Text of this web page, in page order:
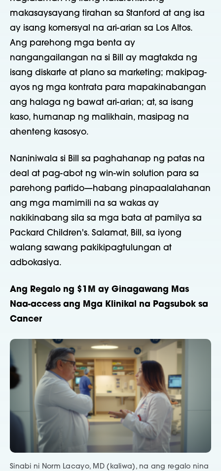
makasaysayang tirahan sa Stanford at ang isa
ay isang komersyal na ari-arian sa Los Altos.
Ang parehong mga benta ay
nangangailangan na si Bill ay magtakda ng
isang diskarte at plano sa marketing; makipag-
ayos ng mga kontrata para mapakinabangan
ang halaga ng bawat ari-arian; at, sa isang
kaso, humanap ng malikhain, masipag na
ahenteng kasosyo.
Naniniwala si Bill sa paghahanap ng patas na
deal at pag-abot ng win-win solution para sa
parehong partido—habang pinapaalalahanan
ang mga mamimili na sa wakas ay
nakikinabang sila sa mga bata at pamilya sa
Packard Children's. Salamat, Bill, sa iyong
walang sawang pakikipagtulungan at
adbokasiya.
Ang Regalo ng $1M ay Ginagawang Mas
Naa-access ang Mga Klinikal na Pagsubok sa
Cancer
Sinabi ni Norm Lacayo, MD (kaliwa), na ang regalo nina